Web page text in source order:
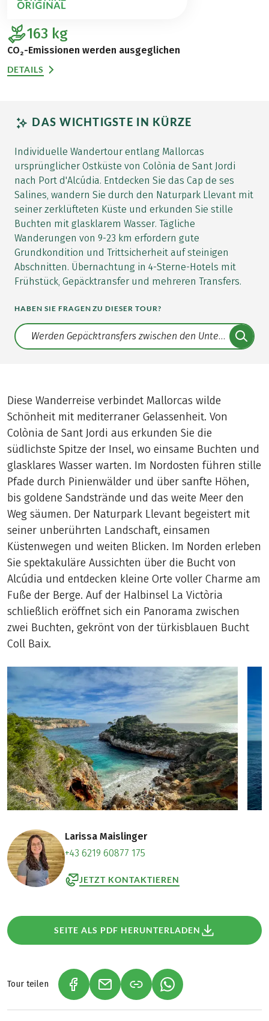
163 kg
CO₂-Emissionen werden ausgeglichen
DETAILS
DAS WICHTIGSTE IN KÜRZE
Individuelle Wandertour entlang Mallorcas
ursprünglicher Ostküste von Colònia de Sant Jordi
nach Port d'Alcúdia. Entdecken Sie das Cap de ses
Salines, wandern Sie durch den Naturpark Llevant mit
seiner zerklüfteten Küste und erkunden Sie stille
Buchten mit glasklarem Wasser. Tägliche
Wanderungen von 9-23 km erfordern gute
Grundkondition und Trittsicherheit auf steinigen
Abschnitten. Übernachtung in 4-Sterne-Hotels mit
Frühstück, Gepäcktransfer und mehreren Transfers.
HABEN SIE FRAGEN ZU DIESER TOUR?
Translate: a11y.faq.search
Diese Wanderreise verbindet Mallorcas wilde
Schönheit mit mediterraner Gelassenheit. Von
Colònia de Sant Jordi aus erkunden Sie die
südlichste Spitze der Insel, wo einsame Buchten und
glasklares Wasser warten. Im Nordosten führen stille
Pfade durch Pinienwälder und über sanfte Höhen,
bis goldene Sandstrände und das weite Meer den
Weg säumen. Der Naturpark Llevant begeistert mit
seiner unberührten Landschaft, einsamen
Küstenwegen und weiten Blicken. Im Norden erleben
Sie spektakuläre Aussichten über die Bucht von
Alcúdia und entdecken kleine Orte voller Charme am
Fuße der Berge. Auf der Halbinsel La Victòria
schließlich eröffnet sich ein Panorama zwischen
zwei Buchten, gekrönt von der türkisblauen Bucht
Coll Baix.
Larissa Maislinger
+43 6219 60877 175
JETZT KONTAKTIEREN
SEITE ALS PDF HERUNTERLADEN
Tour teilen (LINK ÖFFNET IN NEUEM TAB)
(LINK ÖFFNET IN NEUEM TAB)
(LINK ÖFFNET IN